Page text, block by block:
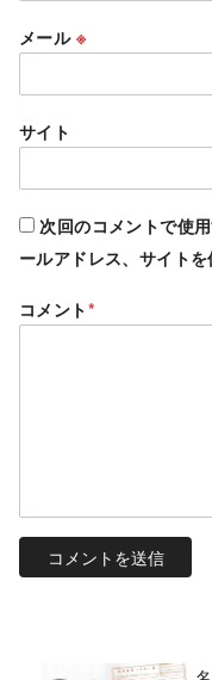
メール ※
サイト
次回のコメントで使
ールアドレス、サイトを
コメント*